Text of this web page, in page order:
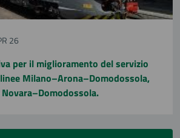
26
per il miglioramento del servizio
Milano–Arona–Domodossola,